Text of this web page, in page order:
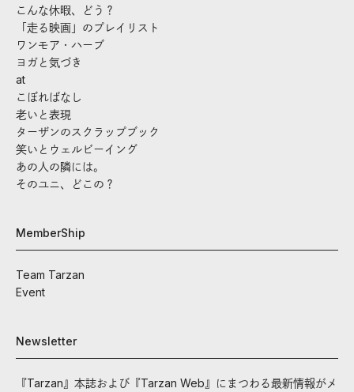
こんな休暇、どう？
「走る映画」のプレイリスト
ワンモア・ハーブ
ヨガと気づき
at
こぼればなし
老いと表現
ターザンのスクラップブック
笑いとウェルビーイング
あの人の隣には。
そのユニ、どこの？
MemberShip
Team Tarzan
Event
Newsletter
『Tarzan』本誌および『Tarzan Web』にまつわる最新情報がメ